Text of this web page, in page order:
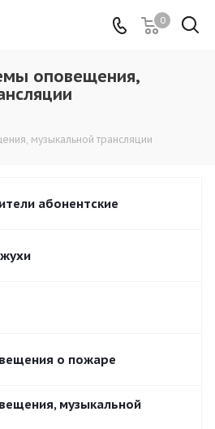
0
оповещения,
музыкальной трансляции
абонентские
о пожаре
музыкальной